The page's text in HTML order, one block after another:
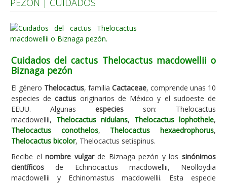
Plantas Carnívoras y Orquídeas
Consejos
Hemisferio Sur
Enfermedades
Animales
Hongos
Carencias
Fotos
Flores y Plantas
PEZÓN | CUIDADOS
Cuidados del cactus Thelocactus macdowellii o
Biznaga pezón
El género Thelocactus, familia Cactaceae, comprende unas 10
especies decactus originarios de México y el sudoeste de
EEUU. Algunas especies son: Thelocactus
macdowellii, Thelocactus nidulans, Thelocactus lophothele,
Thelocactus conothelos, Thelocactus hexaedrophorus,
Thelocactus bicolor, Thelocactus setispinus.
Recibe elnombre vulgarde Biznaga pezón y lossinónimos
científicos de Echinocactus macdowellii, Neolloydia
macdowellii y Echinomastus macdowellii. Esta especie